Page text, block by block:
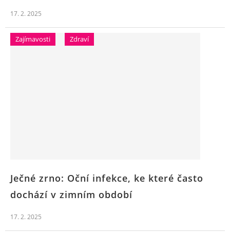
17. 2. 2025
Zajímavosti Zdraví
Ječné zrno: Oční infekce, ke které často
dochází v zimním období
17. 2. 2025